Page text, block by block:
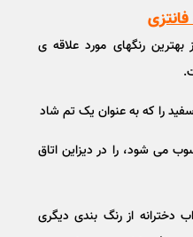
رنگهای مورد علاقه ی
را که به عنوان یک تم شاد
می شود، را در دیزاین اتاق
دخترانه از رنگ بندی دیگری